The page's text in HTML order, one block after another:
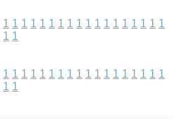
1 1 1 1 1 1 1 1 1 1 1 1 1 1 1 1 1 1
1 1
1 1 1 1 1 1 1 1 1 1 1 1 1 1 1 1 1 1
1 1